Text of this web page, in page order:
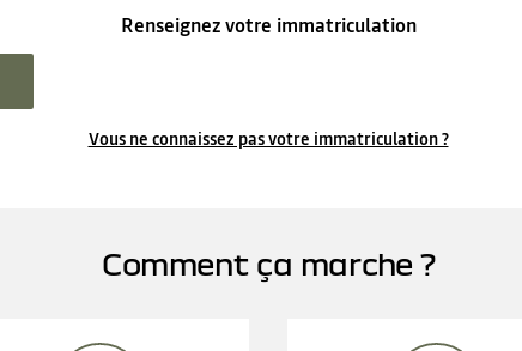
Renseignez votre immatriculation
Vous ne connaissez pas votre immatriculation ?
Comment ça marche ?